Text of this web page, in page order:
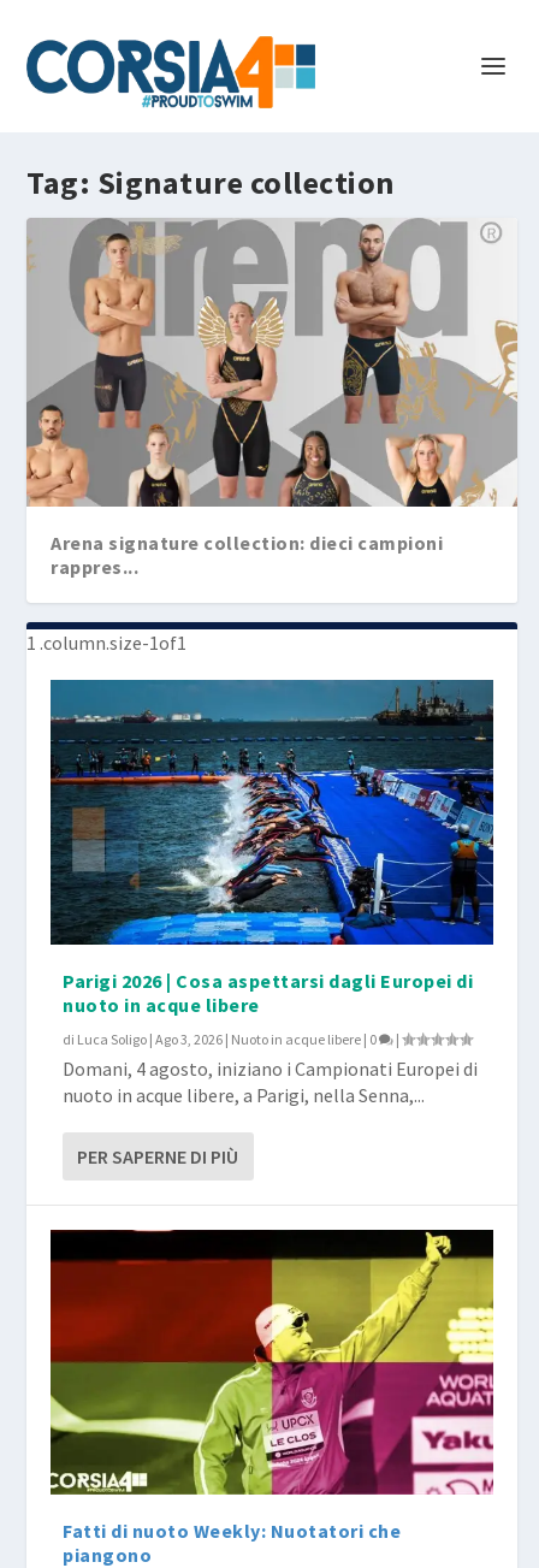
Tag: Signature collection
Arena signature collection: dieci campioni
rappres...
Parigi 2026 | Cosa aspettarsi dagli Europei di
nuoto in acque libere
di Luca Soligo |Ago 3, 2026 | Nuoto in acque libere | 0 |
Domani, 4 agosto, iniziano i Campionati Europei di
nuoto in acque libere, a Parigi, nella Senna,...
PER SAPERNE DI PIÙ
Fatti di nuoto Weekly: Nuotatori che
piangono